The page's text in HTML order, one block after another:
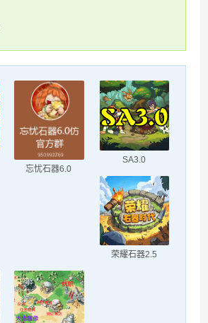
忘忧石器6.0
SA3.0
荣耀石器2.5